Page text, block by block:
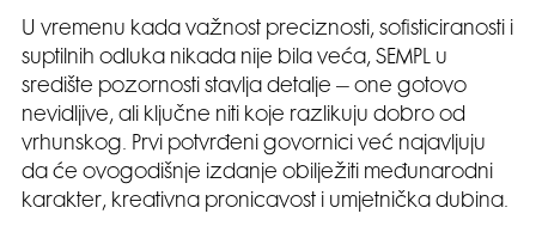
U vremenu kada važnost preciznosti, sofisticiranosti i
suptilnih odluka nikada nije bila veća, SEMPL u
središte pozornosti stavlja detalje – one gotovo
nevidljive, ali ključne niti koje razlikuju dobro od
vrhunskog. Prvi potvrđeni govornici već najavljuju
da će ovogodišnje izdanje obilježiti međunarodni
karakter, kreativna pronicavost i umjetnička dubina.